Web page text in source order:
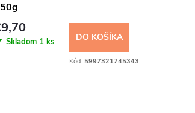
Skladom 1 ks DO KOŠÍKA
Kód: 5997321745343